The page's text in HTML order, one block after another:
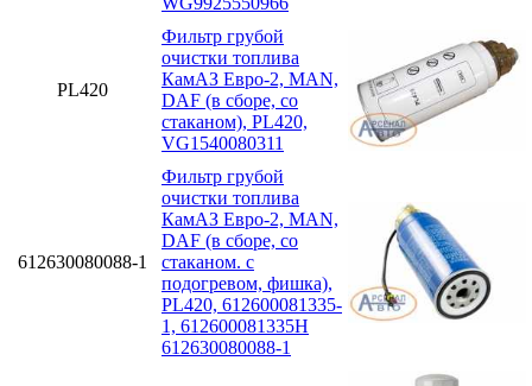
PL420
Фильтр грубой
очистки топлива
КамАЗ Евро-2, MAN,
DAF (в сборе, со
стаканом), PL420,
VG1540080311
612630080088-1
Фильтр грубой
очистки топлива
КамАЗ Евро-2, MAN,
DAF (в сборе, со
стаканом. с
подогревом, фишка),
PL420, 612600081335-
1, 612600081335H
612630080088-1